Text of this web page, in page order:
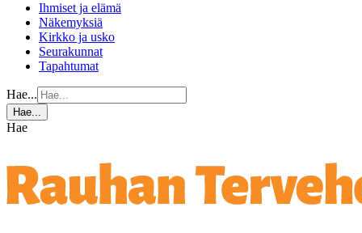
Ihmiset ja elämä
Näkemyksiä
Kirkko ja usko
Seurakunnat
Tapahtumat
Hae...
Hae...
Hae